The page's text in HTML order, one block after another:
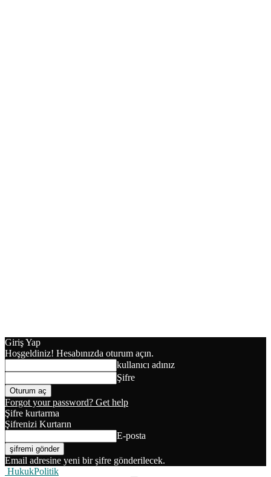
Giriş Yap
Hoşgeldiniz! Hesabınızda oturum açın.
kullanıcı adınız
Şifre
Forgot your password? Get help
Şifre kurtarma
Şifrenizi Kurtarın
E-posta
Email adresine yeni bir şifre gönderilecek.
HukukPolitik